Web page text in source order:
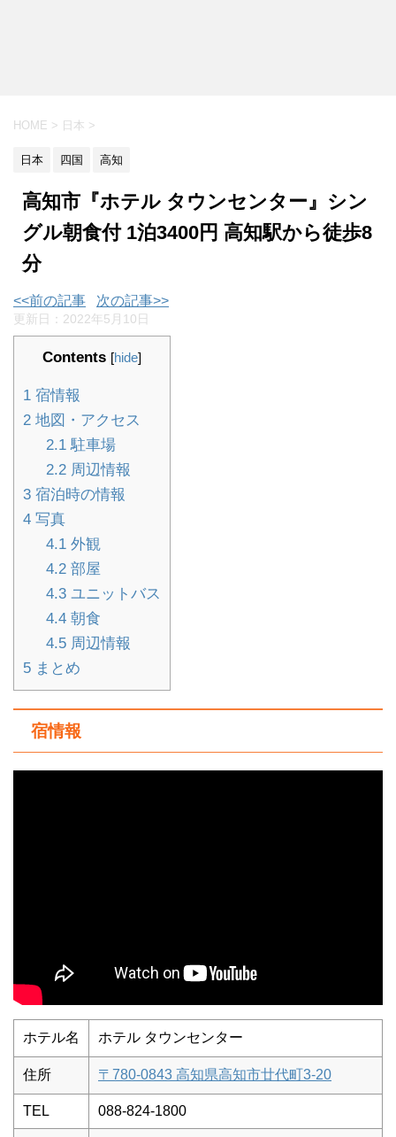
HOME > 日本 >
日本 四国 高知
高知市『ホテル タウンセンター』シン
グル朝食付 1泊3400円 高知駅から徒歩8
分
<<前の記事 次の記事>>
更新日： 2022年5月10日
Contents [hide]
1 宿情報
2 地図・アクセス
2.1駐車場
2.2周辺情報
3 宿泊時の情報
4 写真
4.1外観
4.2部屋
4.3ユニットバス
4.4朝食
4.5周辺情報
5 まとめ
宿情報
ホテル名 ホテル タウンセンター
住所 〒780-0843 高知県高知市廿代町3-20
TEL 088-824-1800